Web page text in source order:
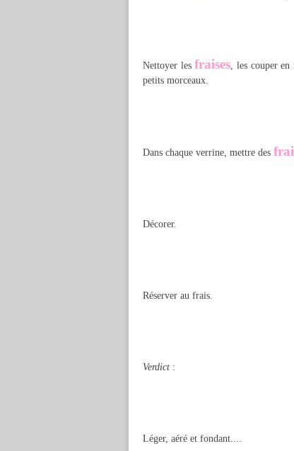
Nettoyer lesfraises, les couper
petits morceaux.
Dans chaque verrine, mettre des
Décorer.
Réserver au frais.
Verdict :
Léger, aéré et fondant....